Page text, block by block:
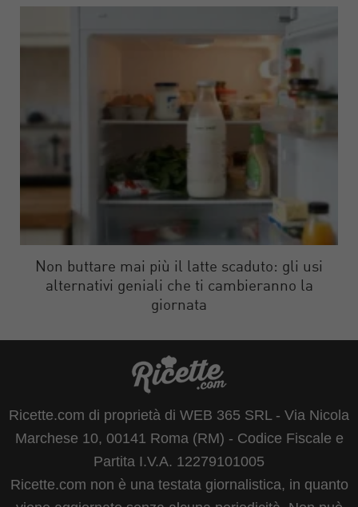
Non buttare mai più il latte scaduto: gli usi
alternativi geniali che ti cambieranno la
giornata
Ricette.com di proprietà di WEB 365 SRL - Via Nicola
Marchese 10, 00141 Roma (RM) - Codice Fiscale e
Partita I.V.A. 12279101005
Ricette.com non è una testata giornalistica, in quanto